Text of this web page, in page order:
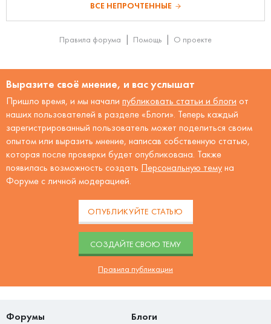
ВСЕ НЕПРОЧТЕННЫЕ
Правила форума Помощь О проекте
Выразите своё мнение, и вас услышат
Пришло время, и мы начали публиковать статьи и блоги от
наших пользователей в разделе «Блоги». Теперь каждый
зарегистрированный пользователь может поделиться своим
опытом или выразить мнение, написав собственную статью,
которая после проверки будет опубликована. Также
появилась возможность создать Персональную тему на
Форуме с личной модерацией.
ОПУБЛИКУЙТЕ СТАТЬЮ
CОЗДАЙТЕ СВОЮ ТЕМУ
Правила публикации
Форумы Блоги